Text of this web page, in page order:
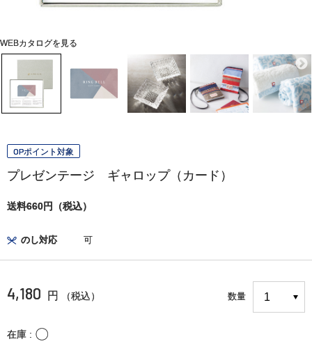
WEBカタログを見る
OPポイント対象
プレゼンテージ ギャロップ（カード）
送料660円（税込）
のし対応 可
4,180 円 （税込） 数量
在庫 〇